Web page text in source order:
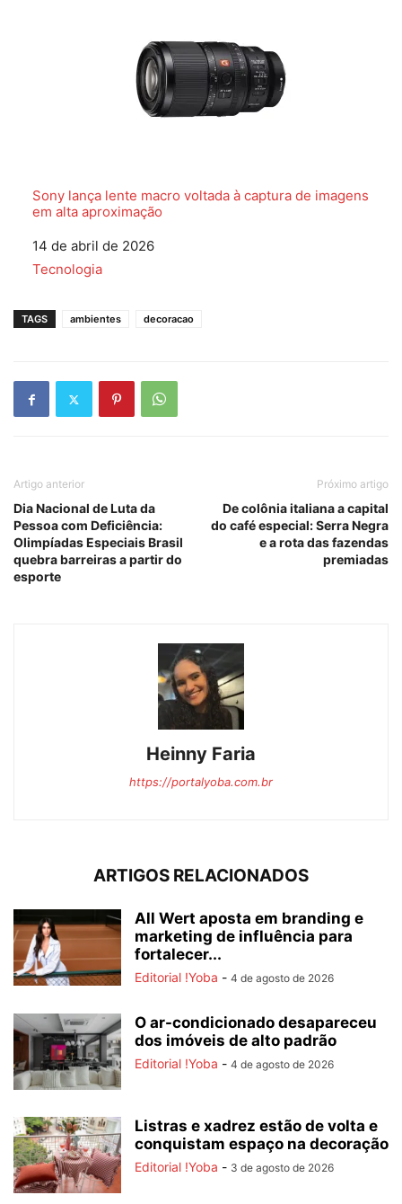
Sony lança lente macro voltada à captura de imagens
em alta aproximação
Data
14 de abril de 2026
Em relação a
Tecnologia
TAGS ambientes decoracao
Artigo anterior
Dia Nacional de Luta da
Pessoa com Deficiência:
Olimpíadas Especiais Brasil
quebra barreiras a partir do
esporte
Próximo artigo
De colônia italiana a capital
do café especial: Serra Negra
e a rota das fazendas
premiadas
Heinny Faria
https://portalyoba.com.br
ARTIGOS RELACIONADOS
All Wert aposta em branding e
marketing de influência para
fortalecer...
Editorial !Yoba - 4 de agosto de 2026
O ar-condicionado desapareceu
dos imóveis de alto padrão
Editorial !Yoba - 4 de agosto de 2026
Listras e xadrez estão de volta e
conquistam espaço na decoração
Editorial !Yoba - 3 de agosto de 2026